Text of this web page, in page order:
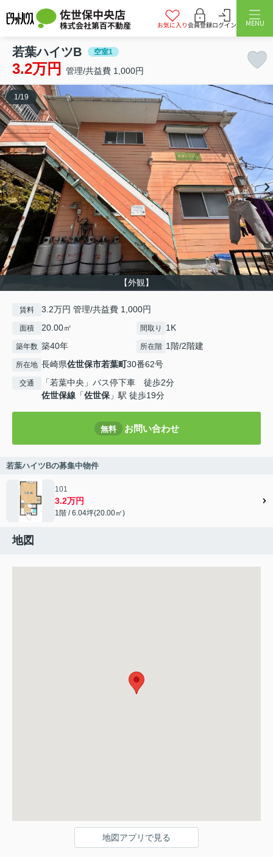
佐世保中央店
株式会社第百不動産 お気に入り会員登録ログイン MENU
若葉ハイツB 空室1
3.2万円 管理/共益費 1,000円
【外観】
1 /19
賃料 3.2万円 管理/共益費 1,000円
面積 20.00㎡ 間取り 1K
築年数 築40年 所在階 1階/2階建
所在地 長崎県佐世保市若葉町30番62号
交通
「若葉中央」バス停下車 徒歩2分
佐世保線 「佐世保 」駅 徒歩19分
無料 お問い合わせ
若葉ハイツBの募集中物件
101
3.2万円
1階 / 6.04坪(20.00㎡)
地図
地図アプリで見る